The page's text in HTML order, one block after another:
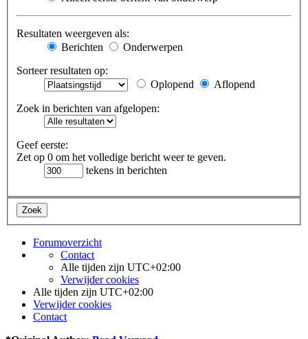
Resultaten weergeven als:
Berichten
Onderwerpen
Sorteer resultaten op:
Oplopend
Aflopend
Zoek in berichten van afgelopen:
Geef eerste:
Zet op 0 om het volledige bericht weer te geven.
tekens in berichten
Forumoverzicht
Contact
Alle tijden zijn UTC+02:00
Verwijder cookies
Alle tijden zijn UTC+02:00
Verwijder cookies
Contact